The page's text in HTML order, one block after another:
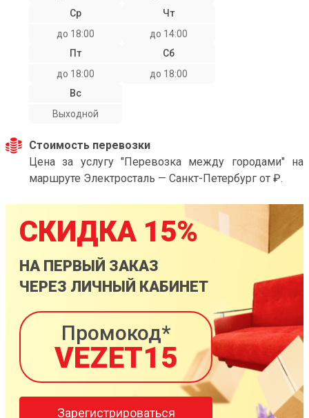
Ср
до 18:00
Чт
до 14:00
Пт
до 18:00
Сб
до 18:00
Вс
Выходной
Стоимость перевозки
Цена за услугу "Перевозка между городами" на
маршруте Электросталь — Санкт-Петербург от ₽.
СКИДКА 15%
НА ПЕРВЫЙ ЗАКАЗ
ЧЕРЕЗ ЛИЧНЫЙ КАБИНЕТ
Промокод*
VEZET15
Зарегистрироваться